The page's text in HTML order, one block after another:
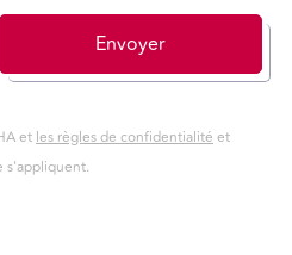
Envoyer
etles règles de confidentialitéet
s'appliquent.